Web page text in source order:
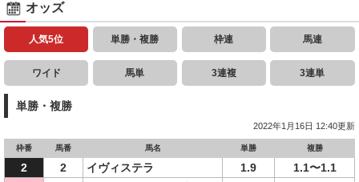
オッズ
人気5位 単勝・複勝 枠連 馬連
ワイド 馬単 3連複 3連単
単勝・複勝
2022年1月16日 12:40更新
枠番 馬番 馬名 単勝 複勝
2 2 イヴィステラ 1.9
1.1〜1.1